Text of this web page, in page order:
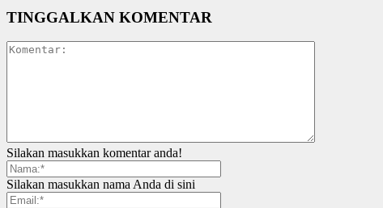
TINGGALKAN KOMENTAR
Silakan masukkan komentar anda!
Silakan masukkan nama Anda di sini